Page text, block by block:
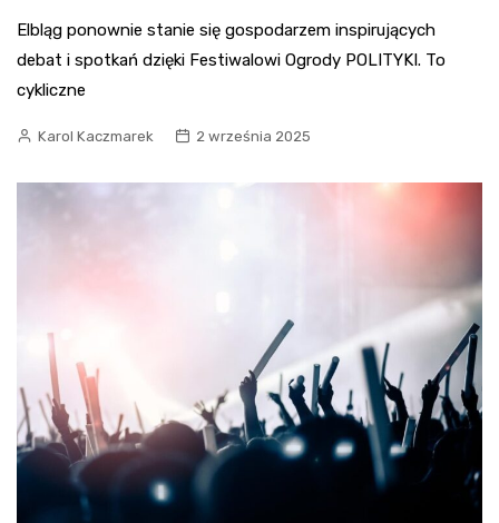
Elbląg ponownie stanie się gospodarzem inspirujących
debat i spotkań dzięki Festiwalowi Ogrody POLITYKI. To
cykliczne
Karol Kaczmarek 2 września 2025